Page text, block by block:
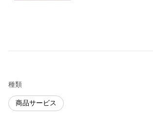
種類
商品サービス